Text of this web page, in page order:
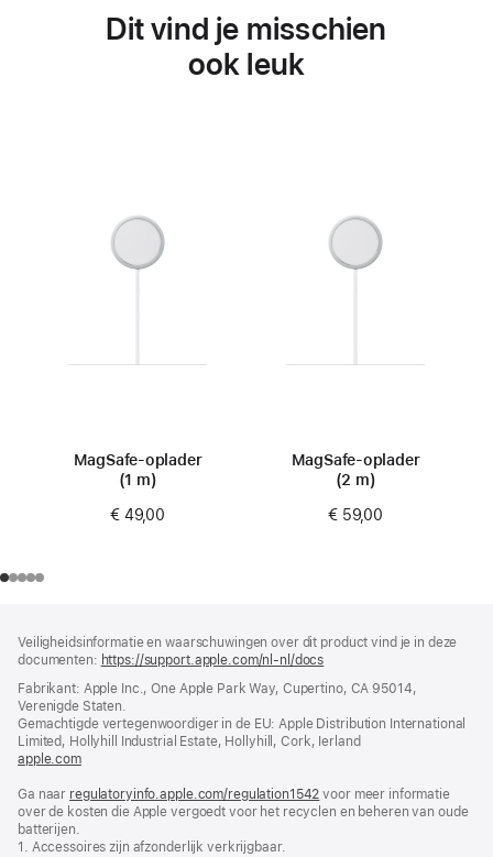
Dit vind je misschien
ook leuk
MagSafe-oplader
(1 m)
€ 49,00
MagSafe-oplader
(2 m)
€ 59,00
Veiligheidsinformatie en waarschuwingen over dit product vind je in deze
documenten: https://support.apple.com/nl-nl/docs
nieuw
geopend)
Fabrikant: Apple Inc., One Apple Park Way, Cupertino, CA 95014,
Verenigde Staten.
Gemachtigde vertegenwoordiger in de EU: Apple Distribution International
Limited, Hollyhill Industrial Estate, Hollyhill, Cork, Ierland
apple.com(wordt
nieuw
venster
Ga naar regulatoryinfo.apple.com/regulation1542 (wordt
in
voor meer informatie
over de kosten die Apple vergoedt voor het recyclen en beheren van oude
batterijen.
1. Accessoires zijn afzonderlijk verkrijgbaar.